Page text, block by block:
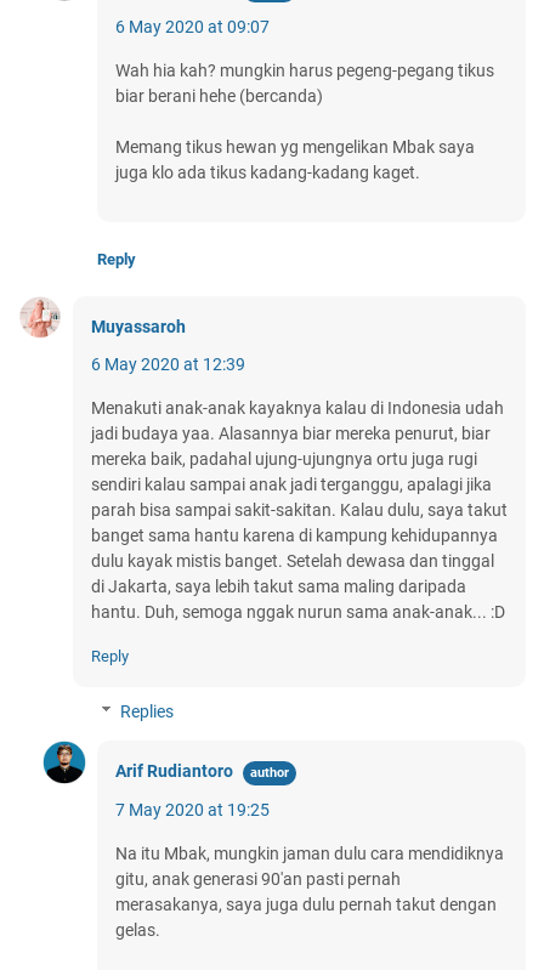
6 May 2020 at 09:07
Wah hia kah? mungkin harus pegeng-pegang tikus
biar berani hehe (bercanda)
Memang tikus hewan yg mengelikan Mbak saya
juga klo ada tikus kadang-kadang kaget.
Reply
Muyassaroh
6 May 2020 at 12:39
Menakuti anak-anak kayaknya kalau di Indonesia udah
jadi budaya yaa. Alasannya biar mereka penurut, biar
mereka baik, padahal ujung-ujungnya ortu juga rugi
sendiri kalau sampai anak jadi terganggu, apalagi jika
parah bisa sampai sakit-sakitan. Kalau dulu, saya takut
banget sama hantu karena di kampung kehidupannya
dulu kayak mistis banget. Setelah dewasa dan tinggal
di Jakarta, saya lebih takut sama maling daripada
hantu. Duh, semoga nggak nurun sama anak-anak... :D
Reply
Replies
Arif Rudiantoro
7 May 2020 at 19:25
Na itu Mbak, mungkin jaman dulu cara mendidiknya
gitu, anak generasi 90'an pasti pernah
merasakanya, saya juga dulu pernah takut dengan
gelas.